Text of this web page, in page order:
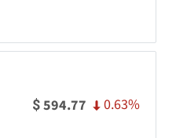
$594.77 0.63%